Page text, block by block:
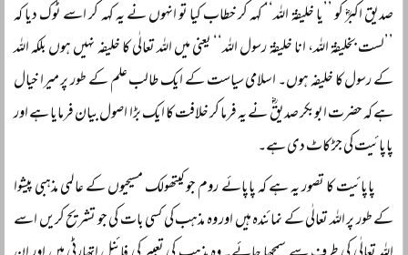
صدیق اکبرؓ کو ’’یا خلیفۃ اللہ‘‘ کہہ کر خطاب کیا تو انہوں نے یہ کہہ کر اسے ٹوک دیا کہ
’’لست بخلیفۃ اللہ، انا خلیفۃ رسول اللہ‘‘ یعنی میں اللہ تعالٰی کا خلیفہ نہیں ہوں بلکہ اللہ
کے رسول کا خلیفہ ہوں۔ اسلامی سیاست کے ایک طالب علم کے طور پر میرا خیال
ہے کہ حضرت ابوبکر صدیقؓ نے یہ فرما کر خلافت کا ایک بڑا اصول بیان فرمایا ہے اور
پاپائیت کی جڑ کاٹ دی ہے۔
پاپائیت کا تصور یہ ہے کہ پاپائے روم جو کیتھولک مسیحیوں کے عالمی مذہبی پیشوا
کے طور پر اللہ تعالٰی کے نمائندہ ہیں اور وہ مذہب کی کسی بات کی جو تشریح کریں اسے